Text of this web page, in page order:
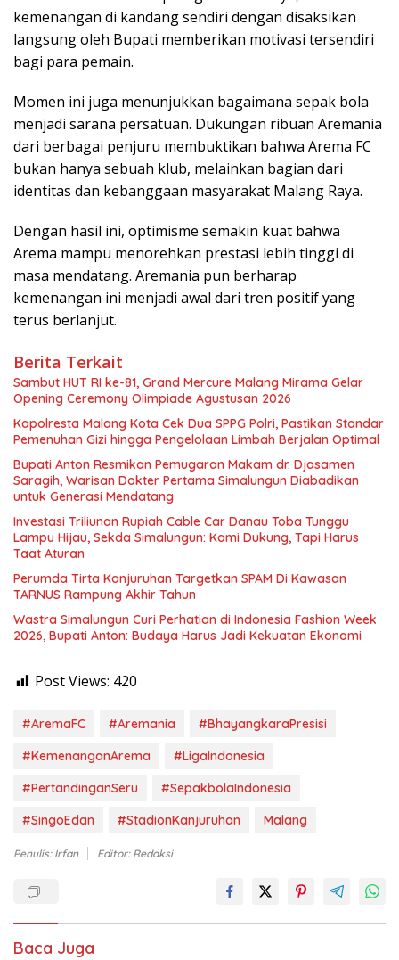
kemenangan di kandang sendiri dengan disaksikan
langsung oleh Bupati memberikan motivasi tersendiri
bagi para pemain.
Momen ini juga menunjukkan bagaimana sepak bola
menjadi sarana persatuan. Dukungan ribuan Aremania
dari berbagai penjuru membuktikan bahwa Arema FC
bukan hanya sebuah klub, melainkan bagian dari
identitas dan kebanggaan masyarakat Malang Raya.
Dengan hasil ini, optimisme semakin kuat bahwa
Arema mampu menorehkan prestasi lebih tinggi di
masa mendatang. Aremania pun berharap
kemenangan ini menjadi awal dari tren positif yang
terus berlanjut.
Berita Terkait
Sambut HUT RI ke-81, Grand Mercure Malang Mirama Gelar
Opening Ceremony Olimpiade Agustusan 2026
Kapolresta Malang Kota Cek Dua SPPG Polri, Pastikan Standar
Pemenuhan Gizi hingga Pengelolaan Limbah Berjalan Optimal
Bupati Anton Resmikan Pemugaran Makam dr. Djasamen
Saragih, Warisan Dokter Pertama Simalungun Diabadikan
untuk Generasi Mendatang
Investasi Triliunan Rupiah Cable Car Danau Toba Tunggu
Lampu Hijau, Sekda Simalungun: Kami Dukung, Tapi Harus
Taat Aturan
Perumda Tirta Kanjuruhan Targetkan SPAM Di Kawasan
TARNUS Rampung Akhir Tahun
Wastra Simalungun Curi Perhatian di Indonesia Fashion Week
2026, Bupati Anton: Budaya Harus Jadi Kekuatan Ekonomi
Post Views: 420
#AremaFC #Aremania
#BhayangkaraPresisi
#KemenanganArema
#LigaIndonesia
#PertandinganSeru
#SepakbolaIndonesia
#SingoEdan
#StadionKanjuruhan Malang
Penulis: Irfan Editor: Redaksi
Baca Juga